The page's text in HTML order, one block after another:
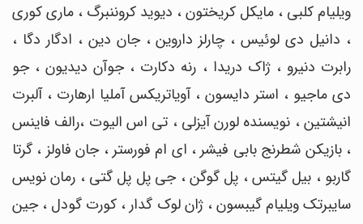
ویلیام کلبی ، مایکل کریختون ، دیوید کروننبرگ ، ماری کوری
، دانیل دی لوئیس ، چارلز داروین ، جان دین ، ادگار دگا ،
رابرت دنیرو ، ژاک دریدا ، رنه دکارت ، جوآن دیدیون ، جو
دی ماجیو ، استر دایسون ، آویاتریکس آملیا ارهارت ، آلبرت
انیشتین ، نویسنده لورن آیزلی ، تی اس الیوت ،رالف فاینس
، بازیکن شطرنج بابی فیشر ، ای ام فورستر ، جان فاولز ، گرتا
گاربو ، بیل گیتس ، پل گوگن ، جی پل پل گتی ، رمان نویس
سایبرتک ویلیام گیبسون ، ژان لوک گدار ، کورت گودل ، جین